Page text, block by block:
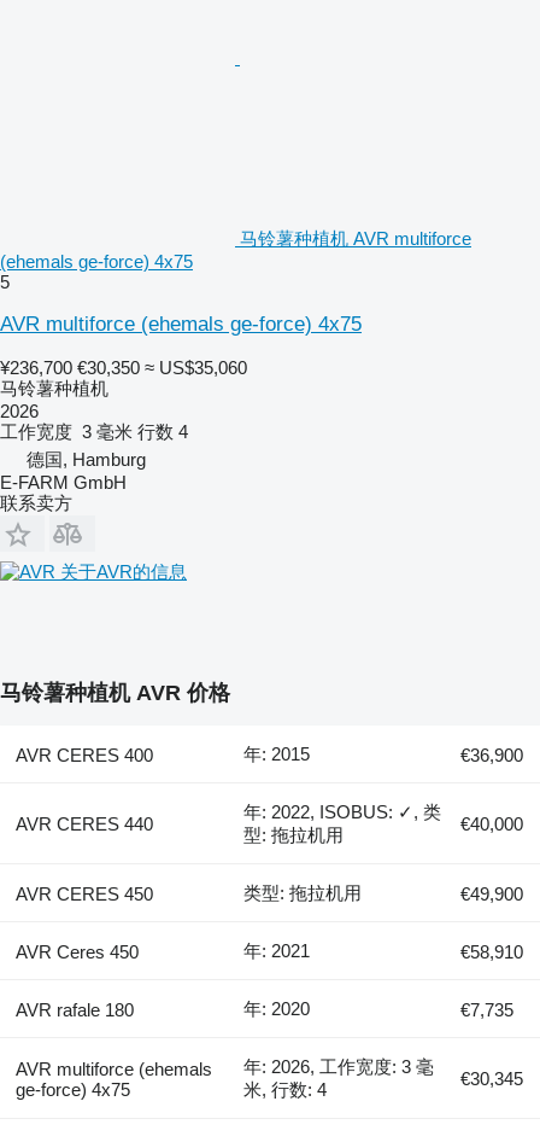
马铃薯种植机 AVR multiforce
(ehemals ge-force) 4x75
5
AVR multiforce (ehemals ge-force) 4x75
¥236,700 €30,350 ≈ US$35,060
马铃薯种植机
2026
工作宽度 3 毫米 行数 4
德国, Hamburg
E-FARM GmbH
联系卖方
关于AVR的信息
马铃薯种植机 AVR 价格
AVR CERES 400 年: 2015 €36,900
AVR CERES 440
年: 2022, ISOBUS: ✓, 类
型: 拖拉机用
€40,000
AVR CERES 450 类型: 拖拉机用 €49,900
AVR Ceres 450 年: 2021 €58,910
AVR rafale 180 年: 2020 €7,735
AVR multiforce (ehemals
ge-force) 4x75
年: 2026, 工作宽度: 3 毫
米, 行数: 4
€30,345